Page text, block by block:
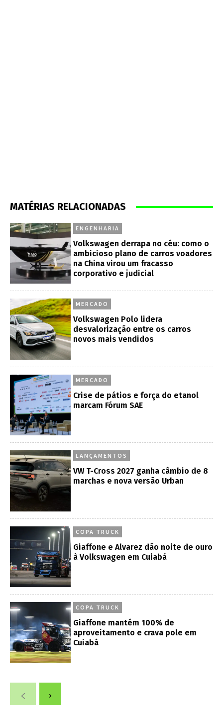
MATÉRIAS RELACIONADAS
ENGENHARIA
Volkswagen derrapa no céu: como o
ambicioso plano de carros voadores
na China virou um fracasso
corporativo e judicial
MERCADO
Volkswagen Polo lidera
desvalorização entre os carros
novos mais vendidos
MERCADO
Crise de pátios e força do etanol
marcam Fórum SAE
LANÇAMENTOS
VW T-Cross 2027 ganha câmbio de 8
marchas e nova versão Urban
COPA TRUCK
Giaffone e Alvarez dão noite de ouro
à Volkswagen em Cuiabá
COPA TRUCK
Giaffone mantém 100% de
aproveitamento e crava pole em
Cuiabá